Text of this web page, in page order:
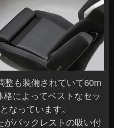
整も装備されていて60m
によってベストなセッ
なっています。
がバックレストの吸い付